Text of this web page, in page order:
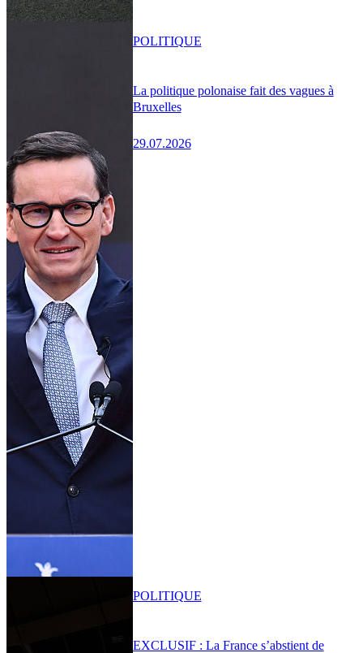
La politique polonaise fait des vagues à
Bruxelles
29.07.2026
POLITIQUE
EXCLUSIF : La France s’abstient de
POLITIQUE